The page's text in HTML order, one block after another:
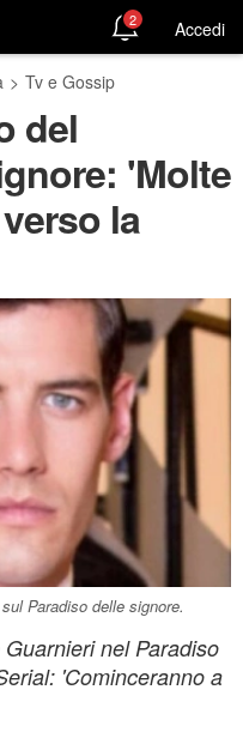
2 Accedi
> Tv e Gossip
del
'Molte
la
Paradiso delle signore.
nel Paradiso
'Cominceranno a